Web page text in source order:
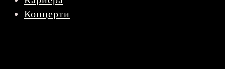
Концерти